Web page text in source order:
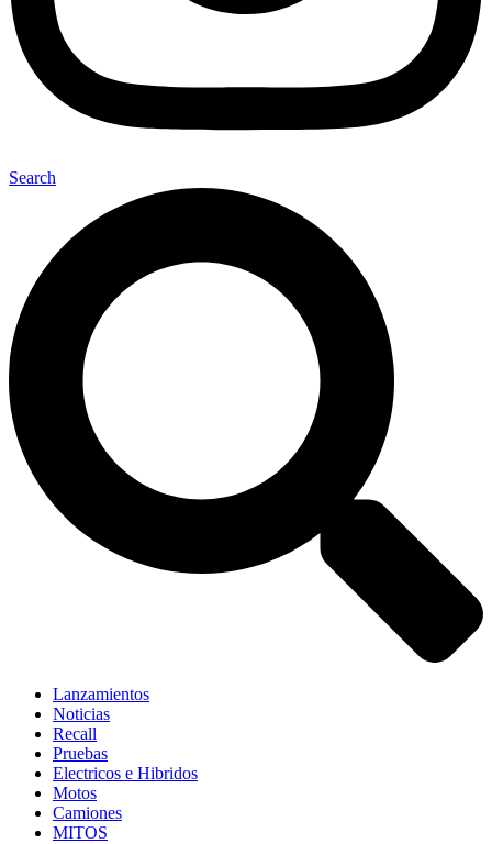
Search
Lanzamientos
Noticias
Recall
Pruebas
Electricos e Hibridos
Motos
Camiones
MITOS